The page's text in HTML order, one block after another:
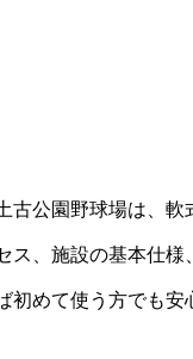
公園野球場は、
、施設の基本仕
めて使う方でも安